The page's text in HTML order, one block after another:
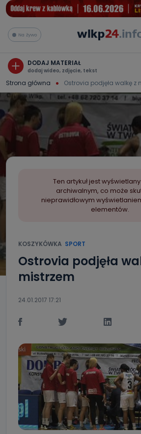
Na żywo
DODAJ MATERIAŁ
dodaj wideo, zdjęcie, tekst
Strona główna Ostrovia podjęła walkę z
Ten artykuł jest
archiwalnym, co może
nieprawidłowym
elementów.
KOSZYKÓWKA SPORT
Ostrovia podjęła
mistrzem
24.01.2017 17:21